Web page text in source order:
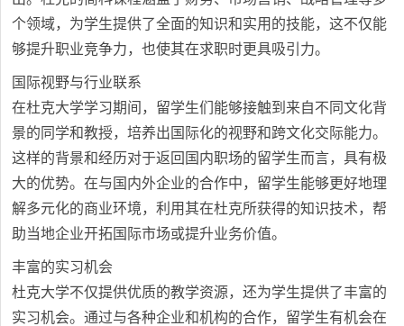
个领域，为学生提供了全面的知识和实用的技能，这不仅能
够提升职业竞争力，也使其在求职时更具吸引力。
国际视野与行业联系
在杜克大学学习期间，留学生们能够接触到来自不同文化背
景的同学和教授，培养出国际化的视野和跨文化交际能力。
这样的背景和经历对于返回国内职场的留学生而言，具有极
大的优势。在与国内外企业的合作中，留学生能够更好地理
解多元化的商业环境，利用其在杜克所获得的知识技术，帮
助当地企业开拓国际市场或提升业务价值。
丰富的实习机会
杜克大学不仅提供优质的教学资源，还为学生提供了丰富的
实习机会。通过与各种企业和机构的合作，留学生有机会在